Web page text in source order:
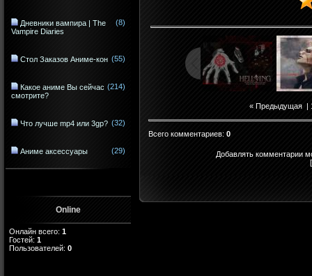
Дневники вампира | The
Vampire Diaries
(8)
Стол Заказов Аниме-кон (55)
Какое аниме Вы сейчас
смотрите?
(214)
Что лучше mp4 или 3gp? (32)
Аниме аксессуары (29)
Online
Онлайн всего: 1
Гостей: 1
Пользователей: 0
« Предыдущая |
Всего комментариев: 0
Добавлять комментарии